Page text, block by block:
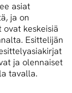
asiat
ja on
keskeisiä
Esittelijän
ja olennaiset
tavalla.